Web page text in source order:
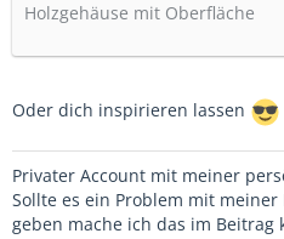
Holzgehäuse mit Oberfläche
Oder dich inspirieren lassen
Privater Account mit meiner
Sollte es ein Problem mit
geben mache ich das im Beitrag